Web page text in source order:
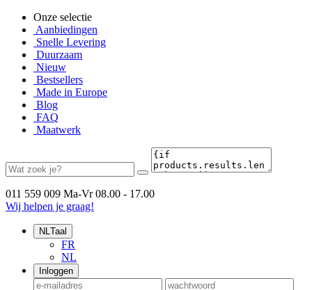
Onze selectie
Aanbiedingen
Snelle Levering
Duurzaam
Nieuw
Bestsellers
Made in Europe
Blog
FAQ
Maatwerk
011 559 009 Ma-Vr 08.00 - 17.00
Wij helpen je graag!
NLTaal
FR
NL
Inloggen